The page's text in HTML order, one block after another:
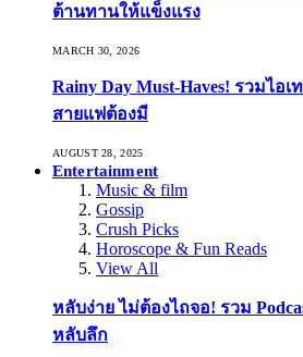
ต้านทานให้แข็งแรง
MARCH 30, 2026
Rainy Day Must-Haves! รวมไอ
สายแฟต้องมี
AUGUST 28, 2025
Entertainment
Music & film
Gossip
Crush Picks
Horoscope & Fun Reads
View All
หลับง่าย ไม่ต้องไถจอ! รวม
หลับลึก